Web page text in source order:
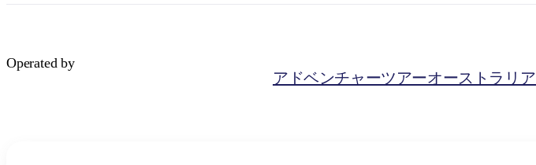
Operated by
アドベンチャーツアーオーストラリ